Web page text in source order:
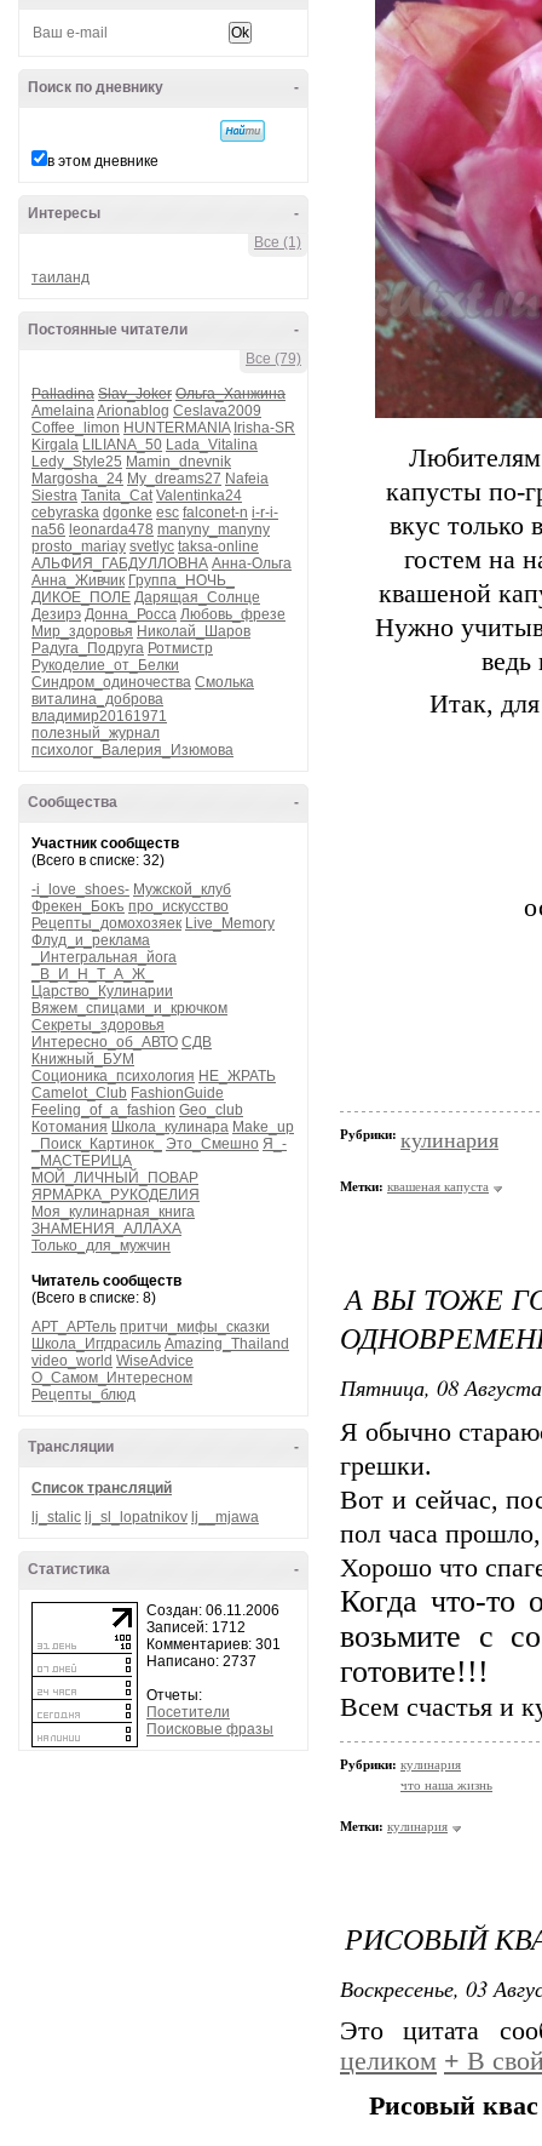
-
Поиск по дневнику
в этом дневнике
-
Интересы
Все (1)
таиланд
-
Постоянные читатели
Все (79)
Palladina Slav_Joker Ольга_Ханжина
AmelainaArionablog Ceslava2009
Coffee_limon HUNTERMANIA Irisha-SR
Kirgala LILIANA_50 Lada_Vitalina
Ledy_Style25 Mamin_dnevnik
Margosha_24 My_dreams27 Nafeia
Siestra Tanita_Cat Valentinka24
cebyraska dgonke esc falconet-n i-r-i-
na56 leonarda478 manyny_manyny
prosto_mariay svetlyc taksa-online
АЛЬФИЯ_ГАБДУЛЛОВНА Анна-Ольга
Анна_Живчик Группа_НОЧЬ_
ДИКОЕ_ПОЛЕ Дарящая_Солнце
Дезирэ Донна_Росса Любовь_фрезе
Мир_здоровья Николай_Шаров
Радуга_Подруга Ротмистр
Рукоделие_от_Белки
Синдром_одиночества Смолька
виталина_доброва
владимир20161971
полезный_журнал
психолог_Валерия_Изюмова
-
Сообщества
Участник сообществ
(Всего в списке: 32)
-i_love_shoes- Мужской_клуб
Фрекен_Бокъ про_искусство
Рецепты_домохозяек Live_Memory
Флуд_и_реклама
_Интегральная_йога
_В_И_Н_Т_А_Ж_
Царство_Кулинарии
Вяжем_спицами_и_крючком
Секреты_здоровья
Интересно_об_АВТО СДВ
Книжный_БУМ
Соционика_психология НЕ_ЖРАТЬ
Camelot_Club FashionGuide
Feeling_of_a_fashion Geo_club
Котомания Школа_кулинара Make_up
_Поиск_Картинок_
Это_Смешно Я_-
_МАСТЕРИЦА
МОЙ_ЛИЧНЫЙ_ПОВАР
ЯРМАРКА_РУКОДЕЛИЯ
Моя_кулинарная_книга
ЗНАМЕНИЯ_АЛЛАХА
Только_для_мужчин
Читатель сообществ
(Всего в списке: 8)
АРТ_АРТель притчи_мифы_сказки
Школа_Иггдрасиль Amazing_Thailand
video_world WiseAdvice
О_Самом_Интересном
Рецепты_блюд
-
Трансляции
Список трансляций
lj_stalic lj_sl_lopatnikov lj__mjawa
-
Статистика
Создан: 06.11.2006
Записей: 1712
Комментариев: 301
Написано: 2737
Отчеты:
Посетители
Поисковые фразы
Любителям
капусты по-
вкус только
гостем на
квашеной
Нужно
ведь
Итак,
Рубрики: кулинария
Метки: квашеная капуста
А ВЫ ТОЖЕ
Пятница, 08
Я обычно
грешки.
Вот и сейчас,
пол часа
Хорошо что
Когда что-то
возьмите с
готовите!!!
Всем счастья и
Рубрики: кулинария
что наша жизнь
Метки: кулинария
РИСОВЫЙ
Воскресенье, 03
Это цитата
целиком + В
Рисовый квас